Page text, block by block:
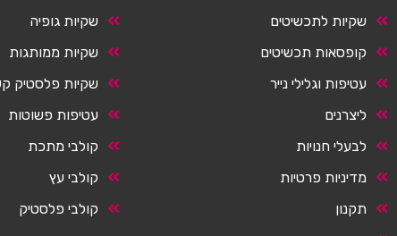
שקיות לתכשיטים
קופסאות תכשיטים
עטיפות וגלילי נייר
ליצרנים
לבעלי חנויות
מדיניות פרטיות
תקנון
שקיות גופיה
שקיות ממותגות
שקיות פלסטיק
עטיפות פשוטות
קולבי מתכת
קולבי עץ
קולבי פלסטיק